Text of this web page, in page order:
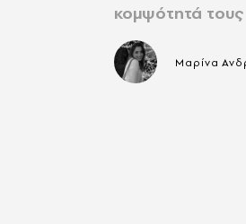
κομψότητά τους
Μαρίνα